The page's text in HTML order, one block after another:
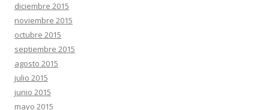
diciembre 2015
noviembre 2015
octubre 2015
septiembre 2015
agosto 2015
julio 2015
junio 2015
mayo 2015